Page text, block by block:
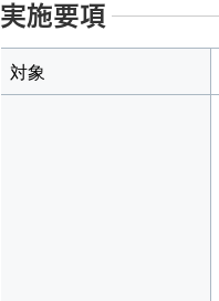
実施要項
対象